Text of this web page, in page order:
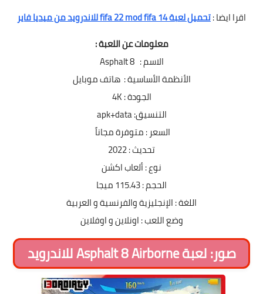
اقرا ايضا :تحميل لعبة fifa 22 mod fifa 14 للاندرويد من ميديا فاير
معلومات عن اللعبة :
الاسم : Asphalt 8
الأنظمة الأساسية : هاتف موبايل
الجودة : 4K
التنسيق: apk+data
السعر : متوفرة مجاناً
تحديث : 2022
نوع : ألعاب اكشن
الحجم : 115.43 ميجا
اللغة : الإنجليزية والفرنسية و العربية
وضع اللعب : اونلاين و اوفلاين
صور: لعبة Asphalt 8 Airborne للاندرويد